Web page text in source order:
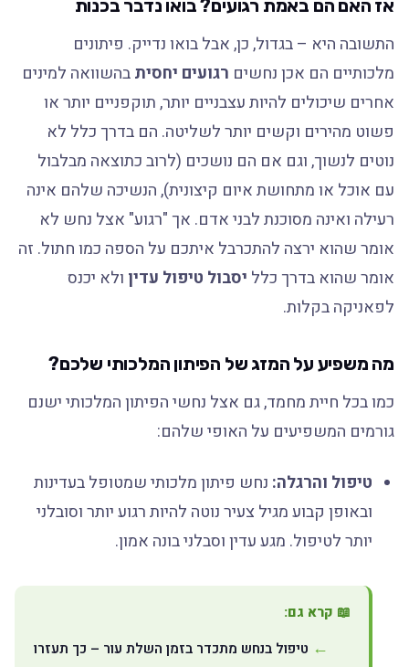
אז האם הם באמת רגועים? בואו נדבר בכנות
התשובה היא – בגדול, כן, אבל בואו נדייק. פיתונים
מלכותיים הם אכן נחשיםרגועים יחסיתבהשוואה למינים
אחרים שיכולים להיות עצבניים יותר, תוקפניים יותר או
פשוט מהירים וקשים יותר לשליטה. הם בדרך כלל לא
נוטים לנשוך, וגם אם הם נושכים (לרוב כתוצאה מבלבול
עם אוכל או מתחושת איום קיצונית), הנשיכה שלהם אינה
רעילה ואינה מסוכנת לבני אדם. אך "רגוע" אצל נחש לא
אומר שהוא ירצה להתכרבל איתכם על הספה כמו חתול. זה
אומר שהוא בדרך כלליסבול טיפול עדיןולא יכנס
לפאניקה בקלות.
מה משפיע על המזג של הפיתון המלכותי שלכם?
כמו בכל חיית מחמד, גם אצל נחשי הפיתון המלכותי ישנם
גורמים המשפיעים על האופי שלהם:
טיפול והרגלה:נחש פיתון מלכותי שמטופל בעדינות
ובאופן קבוע מגיל צעיר נוטה להיות רגוע יותר וסובלני
יותר לטיפול. מגע עדין וסבלני בונה אמון.
📖 קרא גם:
טיפול בנחש מתכדר בזמן השלת עור – כך תעזרו